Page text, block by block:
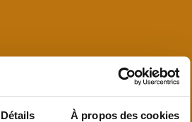
Détails À propos des cookies
Personnalisez votre espace de
de salon sur mesure, qu'il
ou de meubles de